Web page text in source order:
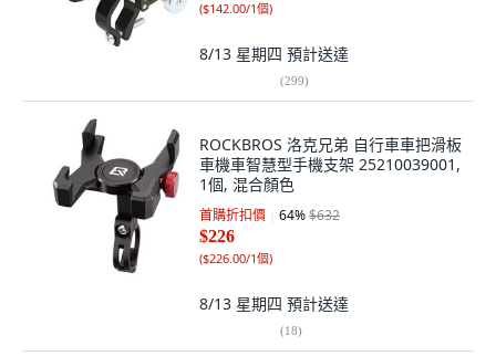
($142.00/1個)
8/13 星期四 預計送達
(299)
ROCKBROS 洛克兄弟 自行車車把滑板
車機車智慧型手機支架 25210039001,
1個, 混合顏色
首購折扣價 64%$632
$226
($226.00/1個)
8/13 星期四 預計送達
(18)